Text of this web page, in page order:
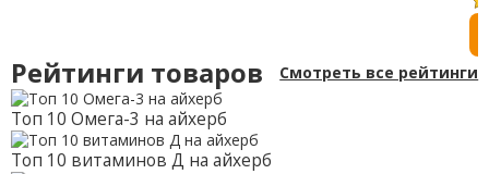
Рейтинги товаров Смотреть все рейтинги
Топ 10 Омега-3 на айхерб
Топ 10 витаминов Д на айхерб